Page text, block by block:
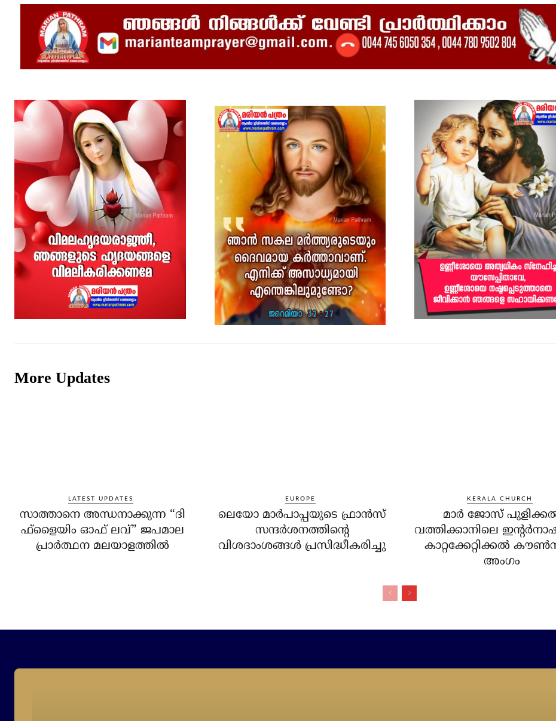
More Updates
LATEST UPDATES
സാത്താനെ അന്ധനാക്കുന്ന “ദി
ഫ്‌ളൈയിം ഓഫ് ലവ്” ജപമാല
പ്രാർത്ഥന മലയാളത്തിൽ
EUROPE
ലെയോ മാര്‍പാപ്പയുടെ ഫ്രാന്‍സ്
സന്ദര്‍ശനത്തിന്റെ
വിശദാംശങ്ങള്‍ പ്രസിദ്ധീകരിച്ചു
KERALA CHURCH
മാര്‍ ജോസ്
വത്തിക്കാനിലെ
കാറ്റക്കേറ്റിക്കല്‍
അംഗം